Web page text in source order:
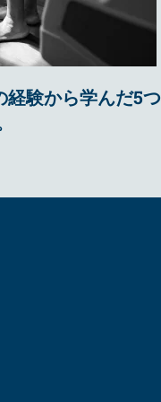
経験から学んだ5つ